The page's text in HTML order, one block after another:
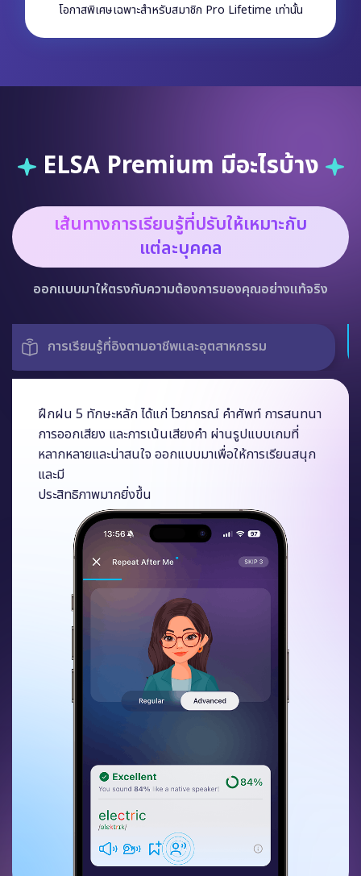
โอกาสพิเศษเฉพาะสำหรับสมาชิก Pro Lifetime เท่านั้น
ELSA Premium มีอะไรบ้าง
เส้นทางการเรียนรู้ที่ปรับให้เหมาะกับ
แต่ละบุคคล
ออกแบบมาให้ตรงกับความต้องการของคุณอย่างแท้จริง
รูปแบบเกมที่หลากหลาย ครอบคลุม 5 ทักษะหลัก
ฝึกฝน 5 ทักษะหลัก ได้แก่ ไวยากรณ์ คำศัพท์ การสนทนา
การออกเสียง และการเน้นเสียงคำ ผ่านรูปแบบเกมที่
หลากหลายและน่าสนใจ ออกแบบมาเพื่อให้การเรียนสนุก
และมี
ประสิทธิภาพมากยิ่งขึ้น